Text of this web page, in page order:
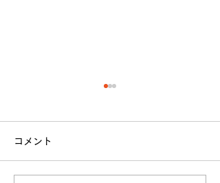
コメント